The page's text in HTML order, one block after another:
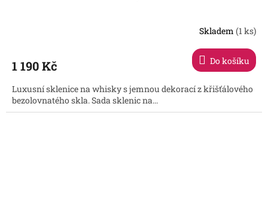
Skladem (1 ks)
1 190 Kč Do košíku
Luxusní sklenice na whisky s jemnou dekorací z křišťálového
bezolovnatého skla. Sada sklenic na...